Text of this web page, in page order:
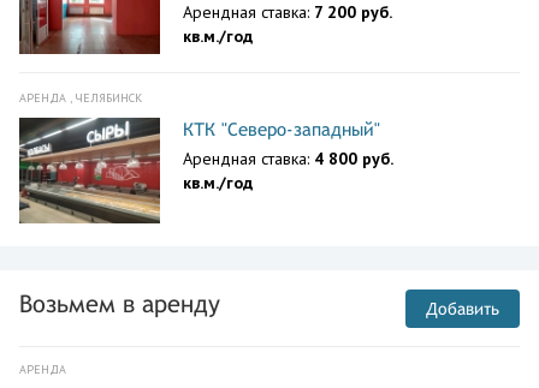
Арендная ставка: 7 200 руб.
кв.м./год
АРЕНДА , ЧЕЛЯБИНСК
КТК "Северо-западный"
Арендная ставка: 4 800 руб.
кв.м./год
Возьмем в аренду Добавить
АРЕНДА